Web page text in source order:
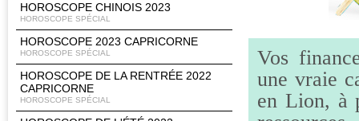
HOROSCOPE CHINOIS 2023
HOROSCOPE SPÉCIAL
HOROSCOPE 2023 CAPRICORNE
HOROSCOPE SPÉCIAL
HOROSCOPE DE LA RENTRÉE 2022
CAPRICORNE
HOROSCOPE SPÉCIAL
Vos
une vraie
en Lion, à